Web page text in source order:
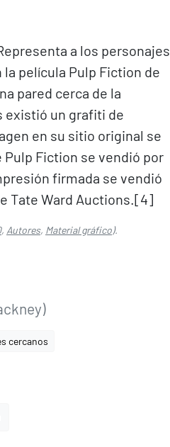
a los personajes
película Pulp Fiction de
pared cerca de la
existió un grafiti de
en su sitio original se
Pulp Fiction se vendió por
firmada se vendió
Tate Ward Auctions.[4]​
, Autores, Material gráfico).
cercanos